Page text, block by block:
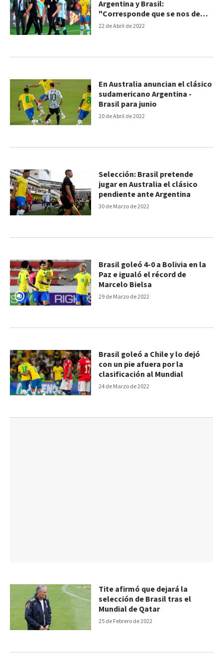
22 de Abril de 2022
Argentina y Brasil:
"Corresponde que se nos de
por ganado"
20 de Abril de 2022
En Australia anuncian el clásico
sudamericano Argentina -
Brasil para junio
30 de Marzo de 2022
Selección: Brasil pretende
jugar en Australia el clásico
pendiente ante Argentina
29 de Marzo de 2022
Brasil goleó 4-0 a Bolivia en la
Paz e igualó el récord de
Marcelo Bielsa
24 de Marzo de 2022
Brasil goleó a Chile y lo dejó
con un pie afuera por la
clasificación al Mundial
25 de Febrero de 2022
Tite afirmó que dejará la
selección de Brasil tras el
Mundial de Qatar